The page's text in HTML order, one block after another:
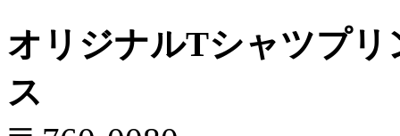
オリジナルTシャツプ
ス